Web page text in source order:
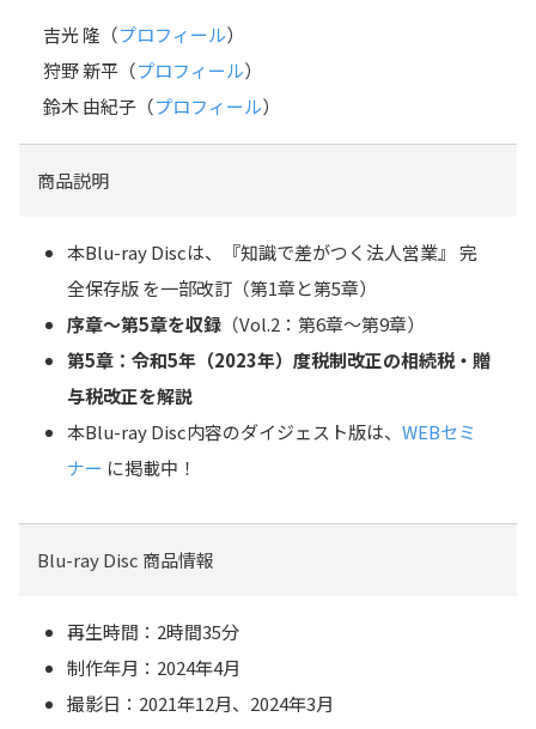
吉光 隆（プロフィール）
狩野 新平（プロフィール）
鈴木 由紀子（プロフィール）
商品説明
本Blu-ray Discは、
『知識で差がつく法人営業』 完
全保存版 を一部改訂（第1章と第5章）
序章～第5章を収録（Vol.2：第6章～第9章）
第5章：令和5年（2023年）度税制改正の相続税・贈
与税改正を解説
本Blu-ray Disc内容のダイジェスト版は、 WEBセミ
ナー に掲載中！
Blu-ray Disc 商品情報
再生時間：2時間35分
制作年月：2024年4月
撮影日：2021年12月、2024年3月